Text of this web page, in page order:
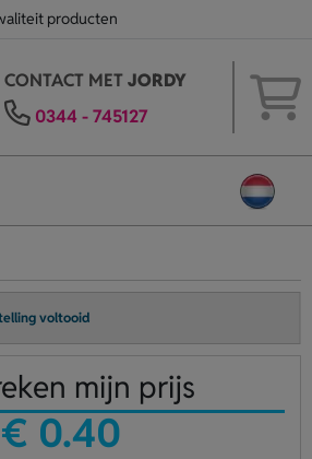
producten
CONTACT METJORDY
0344 - 745127
voltooid
mijn prijs
€ 0.40